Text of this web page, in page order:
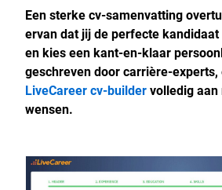
Een sterke cv-samenvatting
ervan dat jij de perfecte
en kies een kant-en-klaar
geschreven door carrière-experts,
LiveCareer cv-buildervolledig
wensen.